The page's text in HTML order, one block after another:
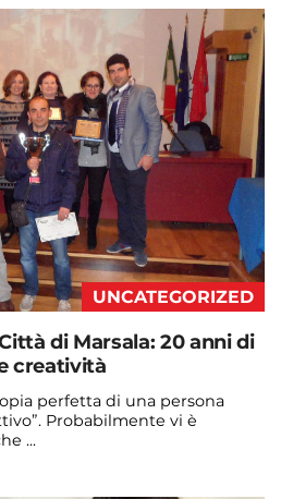
fa
UNCATEGORIZED
di Marsala: 20 anni di
creatività
perfetta di una persona
Probabilmente vi è
...